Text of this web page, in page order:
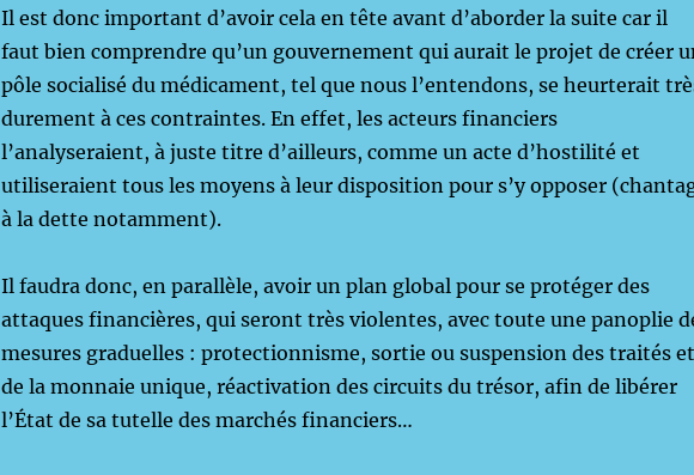
Il est donc important d’avoir cela en tête avant d’aborder la suite car il
faut bien comprendre qu’un gouvernement qui aurait le projet de créer
pôle socialisé du médicament, tel que nous l’entendons, se heurterait
durement à ces contraintes. En effet, les acteurs financiers
l’analyseraient, à juste titre d’ailleurs, comme un acte d’hostilité et
utiliseraient tous les moyens à leur disposition pour s’y opposer
à la dette notamment).
Il faudra donc, en parallèle, avoir un plan global pour se protéger des
attaques financières, qui seront très violentes, avec toute une panoplie
mesures graduelles : protectionnisme, sortie ou suspension des traités et
de la monnaie unique, réactivation des circuits du trésor, afin de libérer
l’État de sa tutelle des marchés financiers…